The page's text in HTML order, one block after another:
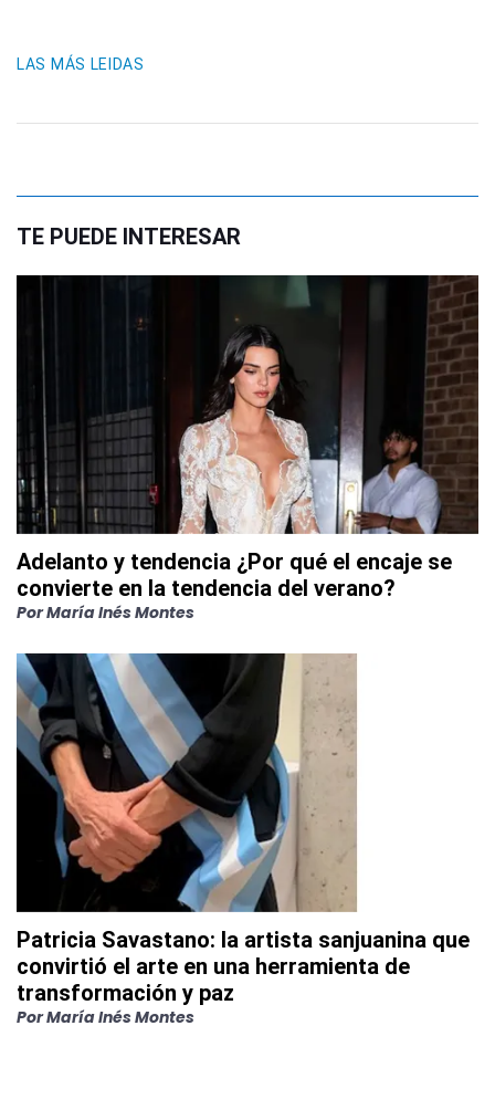
LAS MÁS LEIDAS
TE PUEDE INTERESAR
Adelanto y tendencia ¿Por qué el encaje se
convierte en la tendencia del verano?
PorMaría Inés Montes
Patricia Savastano: la artista sanjuanina que
convirtió el arte en una herramienta de
transformación y paz
PorMaría Inés Montes